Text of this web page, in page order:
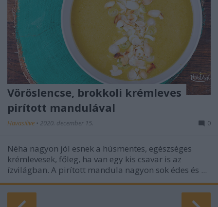
Vöröslencse, brokkoli krémleves
pirított mandulával
Havasilive • 2020. december 15. 0
Néha nagyon jól esnek a húsmentes, egészséges
krémlevesek, főleg, ha van egy kis csavar is az
ízvilágban. A pirított mandula nagyon sok édes és ...